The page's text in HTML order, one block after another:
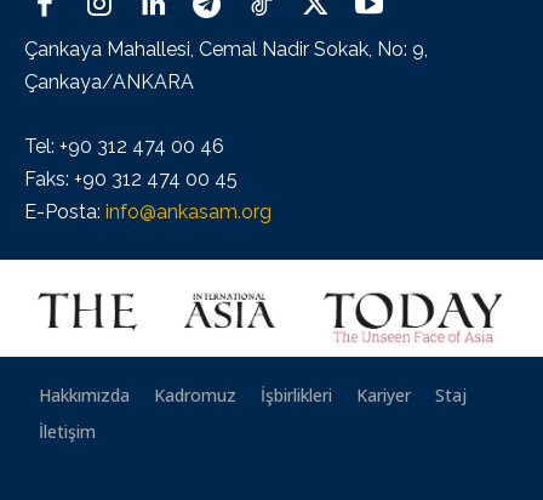
Çankaya Mahallesi, Cemal Nadir Sokak, No: 9,
Çankaya/ANKARA
Tel: +90 312 474 00 46
Faks: +90 312 474 00 45
E-Posta: info@ankasam.org
Hakkımızda Kadromuz İşbirlikleri Kariyer
Staj
İletişim